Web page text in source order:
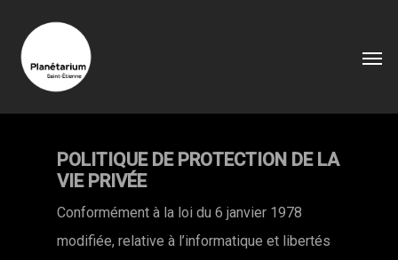
POLITIQUE DE PROTECTION DE LA
VIE PRIVÉE
Conformément à la loi du 6 janvier 1978
modifiée, relative à l’informatique et libertés